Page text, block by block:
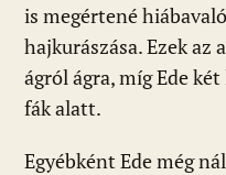
is megértené
hajkurászása. Ezek az
ágról ágra, míg Ede
fák alatt.
Egyébként Ede még